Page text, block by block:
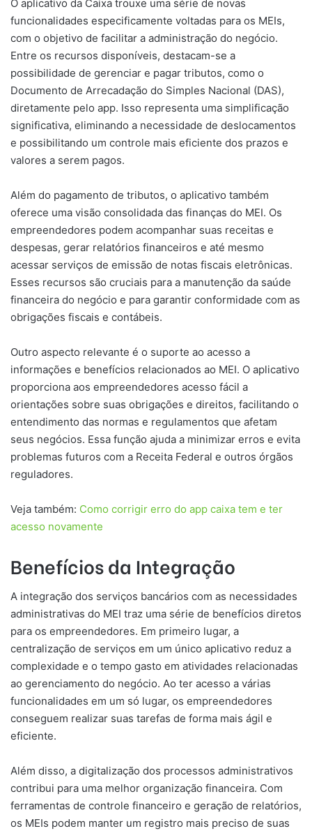
O aplicativo da Caixa trouxe uma série de novas
funcionalidades especificamente voltadas para os MEIs,
com o objetivo de facilitar a administração do negócio.
Entre os recursos disponíveis, destacam-se a
possibilidade de gerenciar e pagar tributos, como o
Documento de Arrecadação do Simples Nacional (DAS),
diretamente pelo app. Isso representa uma simplificação
significativa, eliminando a necessidade de deslocamentos
e possibilitando um controle mais eficiente dos prazos e
valores a serem pagos.
Além do pagamento de tributos, o aplicativo também
oferece uma visão consolidada das finanças do MEI. Os
empreendedores podem acompanhar suas receitas e
despesas, gerar relatórios financeiros e até mesmo
acessar serviços de emissão de notas fiscais eletrônicas.
Esses recursos são cruciais para a manutenção da saúde
financeira do negócio e para garantir conformidade com as
obrigações fiscais e contábeis.
Outro aspecto relevante é o suporte ao acesso a
informações e benefícios relacionados ao MEI. O aplicativo
proporciona aos empreendedores acesso fácil a
orientações sobre suas obrigações e direitos, facilitando o
entendimento das normas e regulamentos que afetam
seus negócios. Essa função ajuda a minimizar erros e evita
problemas futuros com a Receita Federal e outros órgãos
reguladores.
Veja também: Como corrigir erro do app caixa tem e ter
acesso novamente
Benefícios da Integração
A integração dos serviços bancários com as necessidades
administrativas do MEI traz uma série de benefícios diretos
para os empreendedores. Em primeiro lugar, a
centralização de serviços em um único aplicativo reduz a
complexidade e o tempo gasto em atividades relacionadas
ao gerenciamento do negócio. Ao ter acesso a várias
funcionalidades em um só lugar, os empreendedores
conseguem realizar suas tarefas de forma mais ágil e
eficiente.
Além disso, a digitalização dos processos administrativos
contribui para uma melhor organização financeira. Com
ferramentas de controle financeiro e geração de relatórios,
os MEIs podem manter um registro mais preciso de suas